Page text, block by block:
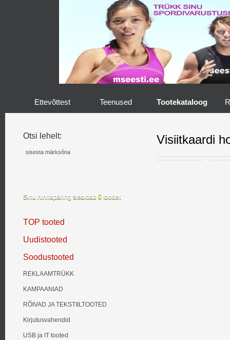
Ettevõttest Teenused Tootekataloog
Otsi lehelt:
Sinu hinnapäring sisaldab 0 toodet
TOP tooted
Uudistooted
Soodustooted
REKLAAMTRÜKK
KAMPAANIAD
RÕIVAD JA TEKSTIILTOOTED
Kirjutusvahendid
USB ja IT tooted
Visiitkaardi